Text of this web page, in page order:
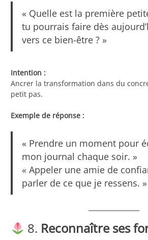
« Quelle est la première
tu pourrais faire dès
vers ce bien-être ? »
Intention :
Ancrer la transformation dans du
petit pas.
Exemple de réponse :
« Prendre un moment pour
mon journal chaque soir. »
« Appeler une amie de
parler de ce que je ressens. »
8. Reconnaître ses